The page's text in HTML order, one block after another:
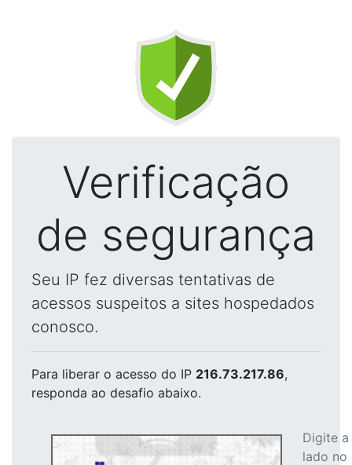
Verificação
de segurança
Seu IP fez diversas tentativas de
acessos suspeitos a sites hospedados
conosco.
Para liberar o acesso do IP 216.73.217.86,
responda ao desafio abaixo.
Digite
lado no